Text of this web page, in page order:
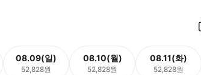
08.09(일)
52,828원
08.10(월)
52,828원
08.11(화)
52,828원